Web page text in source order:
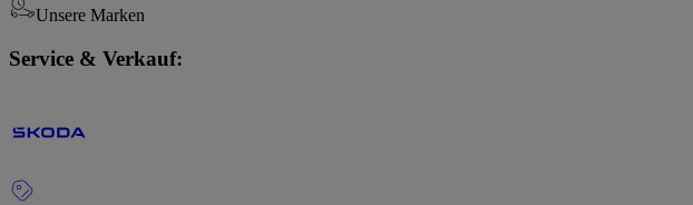
Unsere Marken
Service & Verkauf: